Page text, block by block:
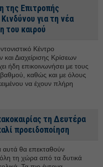
της Επιτροπής
για τη νέα
του καιρού
Κέντρο
και Διαχείρισης Κρίσεων
ήδη επικοινωνήσει με τους
βαθμού, καθώς και με όλους
να έχουν πλήρη
τη Δευτέρα
προειδοποίηση
αυτά θα επεκταθούν
τη χώρα από τα δυτικά